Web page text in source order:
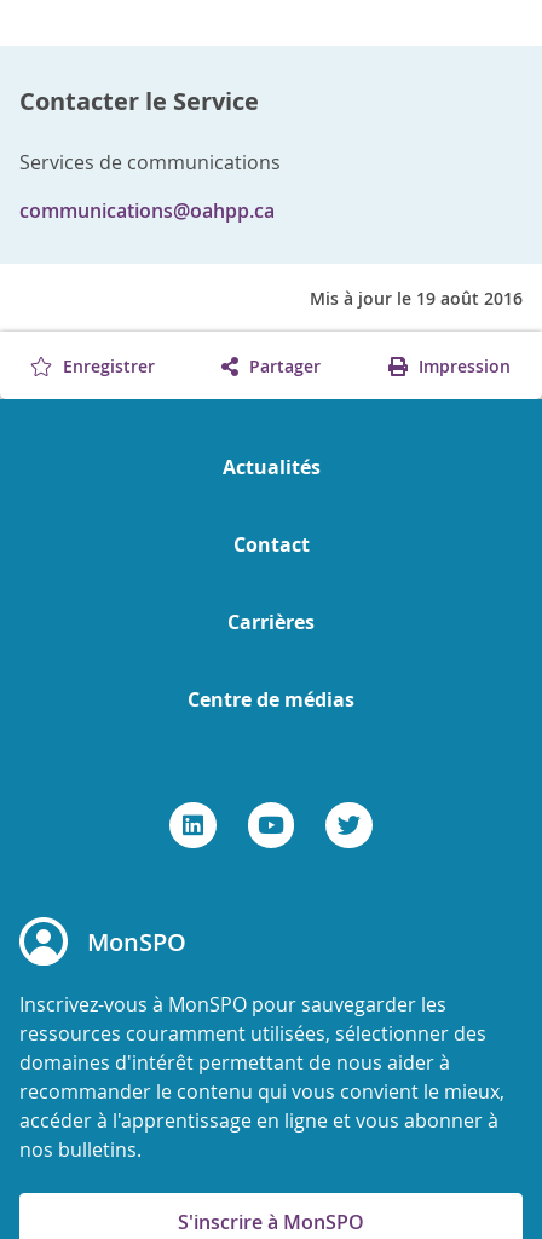
Contacter le Service
Services de communications
communications@oahpp.ca
Mis à jour le 19 août 2016
Enregistrer Partager Impression
Actualités
Contact
Carrières
Centre de médias
MonSPO
Inscrivez-vous à MonSPO pour sauvegarder les
ressources couramment utilisées, sélectionner des
domaines d'intérêt permettant de nous aider à
recommander le contenu qui vous convient le mieux,
accéder à l'apprentissage en ligne et vous abonner à
nos bulletins.
S'inscrire à MonSPO